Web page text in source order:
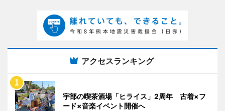
アクセスランキング
宇部の喫茶酒場「ヒライス」2周年 古着×フ
ード×音楽イベント開催へ